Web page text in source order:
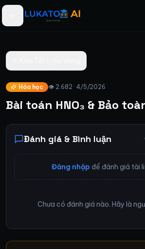
Bỏ qua đến nội dung chính
Hóa học 👁 2.682 · 4/5/2026
Bài toán HNO₃ & Bảo
Đánh giá & Bình luận
Đăng nhập để đánh giá tài
Chưa có đánh giá nào. Hãy là